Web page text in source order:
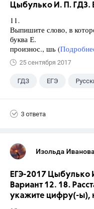
Цыбулько И. П. ГДЗ.
11.
Выпишите слово, в
буква Е.
произнос., шь (
25 сентября 2017
ГДЗ ЕГЭ
3 ответа
Изольда Иванова
ЕГЭ-2017 Цыбулько
Вариант 12. 18.
укажите цифру(-ы),